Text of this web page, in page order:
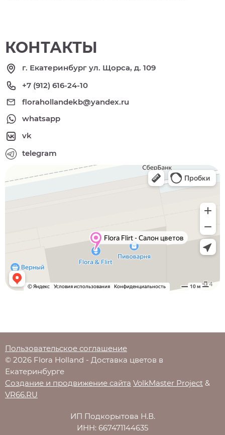
КОНТАКТЫ
г. Екатеринбург ул. Щорса, д. 109
+7 (912) 616-24-10
florahollandekb@yandex.ru
whatsapp
vk
telegram
Пользовательское соглашение
© 2026 Flora Holland - Доставка цветов в
Екатеринбурге
Создание и продвижение сайта VolkMaster Project &
VR66.RU
ИП Подкорытова Н.В.
ИНН: 667471144635